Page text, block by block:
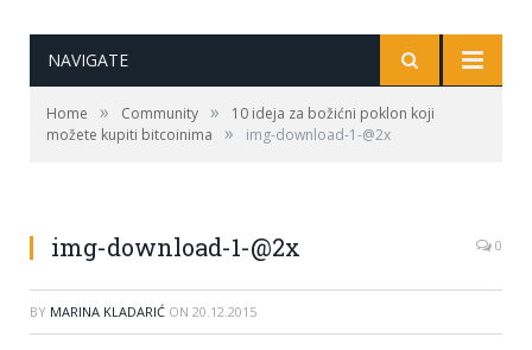
NAVIGATE
Home » Community »
10 ideja za božićni poklon koji
možete kupiti bitcoinima
» img-download-1-@2x
img-download-1-@2x 0
BY MARINA KLADARIĆ ON 20.12.2015